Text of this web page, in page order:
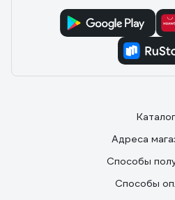
Каталог
Адреса
Способы
Способы